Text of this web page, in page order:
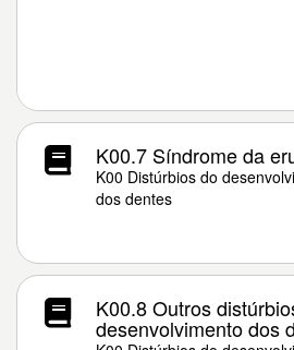
K00.7 Síndrome da
K00 Distúrbios do
dos dentes
K00.8 Outros
desenvolvimento dos